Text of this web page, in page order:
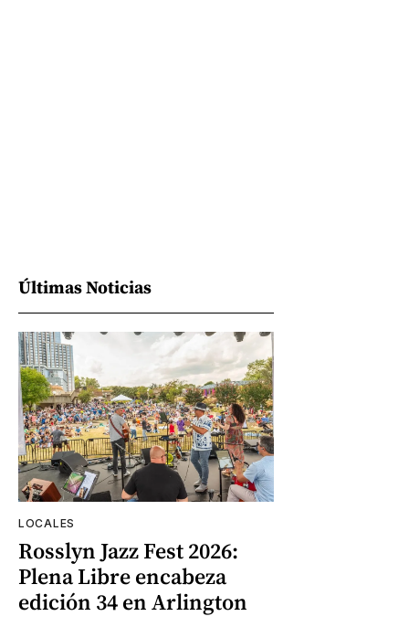
Últimas Noticias
LOCALES
Rosslyn Jazz Fest 2026:
Plena Libre encabeza
edición 34 en Arlington